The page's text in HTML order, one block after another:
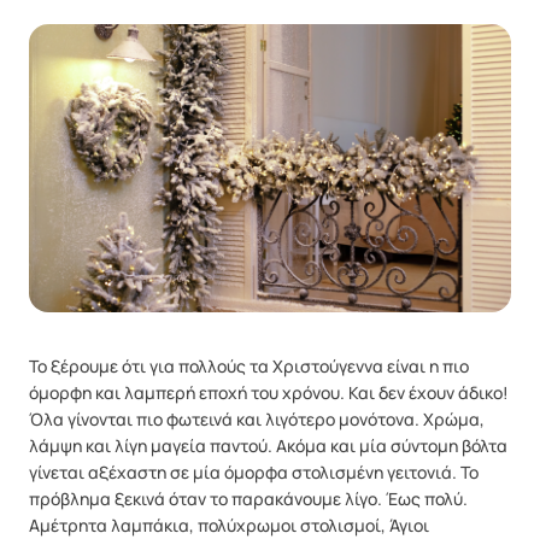
Το ξέρουμε ότι για πολλούς τα Χριστούγεννα είναι η πιο
όμορφη και λαμπερή εποχή του χρόνου. Και δεν έχουν άδικο!
Όλα γίνονται πιο φωτεινά και λιγότερο μονότονα. Χρώμα,
λάμψη και λίγη μαγεία παντού. Ακόμα και μία σύντομη βόλτα
γίνεται αξέχαστη σε μία όμορφα στολισμένη γειτονιά. Το
πρόβλημα ξεκινά όταν το παρακάνουμε λίγο. Έως πολύ.
Αμέτρητα λαμπάκια, πολύχρωμοι στολισμοί, Άγιοι